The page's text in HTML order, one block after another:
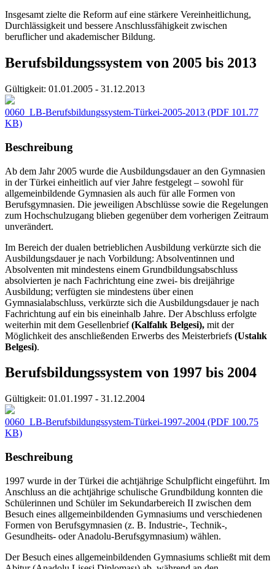
Insgesamt zielte die Reform auf eine stärkere Vereinheitlichung,
Durchlässigkeit und bessere Anschlussfähigkeit zwischen
beruflicher und akademischer Bildung.
Berufsbildungssystem von 2005 bis 2013
Gültigkeit: 01.01.2005 - 31.12.2013
0060_LB-Berufsbildungssystem-Türkei-2005-2013 (PDF 101.77
KB)
Beschreibung
Ab dem Jahr 2005 wurde die Ausbildungsdauer an den Gymnasien
in der Türkei einheitlich auf vier Jahre festgelegt – sowohl für
allgemeinbildende Gymnasien als auch für alle Formen von
Berufsgymnasien. Die jeweiligen Abschlüsse sowie die Regelungen
zum Hochschulzugang blieben gegenüber dem vorherigen Zeitraum
unverändert.
Im Bereich der dualen betrieblichen Ausbildung verkürzte sich die
Ausbildungsdauer je nach Vorbildung: Absolventinnen und
Absolventen mit mindestens einem Grundbildungsabschluss
absolvierten je nach Fachrichtung eine zwei- bis dreijährige
Ausbildung; verfügten sie mindestens über einen
Gymnasialabschluss, verkürzte sich die Ausbildungsdauer je nach
Fachrichtung auf ein bis eineinhalb Jahre. Der Abschluss erfolgte
weiterhin mit dem Gesellenbrief(Kalfalık Belgesi), mit der
Möglichkeit des anschließenden Erwerbs des Meisterbriefs (Ustalık
Belgesi).
Berufsbildungssystem von 1997 bis 2004
Gültigkeit: 01.01.1997 - 31.12.2004
0060_LB-Berufsbildungssystem-Türkei-1997-2004 (PDF 100.75
KB)
Beschreibung
1997 wurde in der Türkei die achtjährige Schulpflicht eingeführt. Im
Anschluss an die achtjährige schulische Grundbildung konnten die
Schülerinnen und Schüler im Sekundarbereich II zwischen dem
Besuch eines allgemeinbildenden Gymnasiums und verschiedenen
Formen von Berufsgymnasien (z. B. Industrie-, Technik-,
Gesundheits- oder Anadolu-Berufsgymnasium) wählen.
Der Besuch eines allgemeinbildenden Gymnasiums schließt mit dem